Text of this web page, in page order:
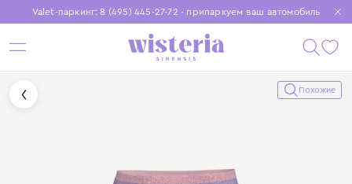
Valet-паркинг: 8 (495) 445-27-72 - припаркуем ваш автомобиль
Бесплатная доставка при заказе от 15 000 ₽
Установите приложение, чтобы покупки были еще удобнее
Похожие